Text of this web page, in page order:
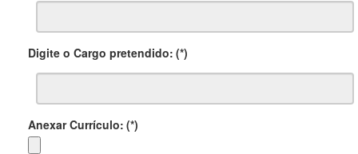
Digite o Cargo pretendido: (*)
Anexar Currículo: (*)